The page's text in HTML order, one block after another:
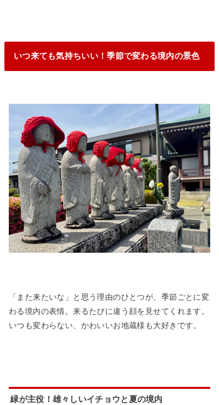
いつ来ても気持ちいい！季節で変わる境内の景色
「また来たいな」と思う理由のひとつが、季節ごとに変
わる境内の表情。来るたびに違う顔を見せてくれます。
いつも変わらない、かわいいお地蔵様も大好きです。
緑が主役！雄々しいイチョウと夏の境内